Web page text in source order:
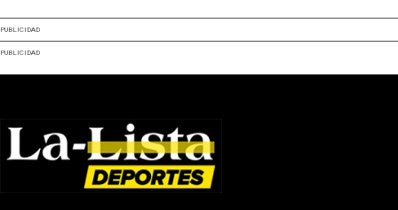
PUBLICIDAD
PUBLICIDAD